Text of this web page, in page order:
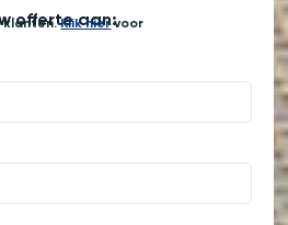
offerte aan:
klanten.Klik hiervoor